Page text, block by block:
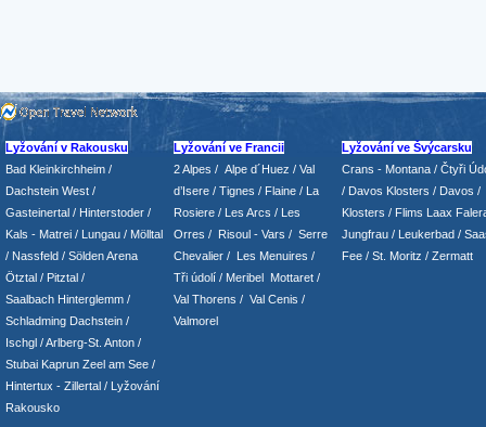
Lyžování v Rakousku
Bad Kleinkirchheim /
Dachstein West /
Gasteinertal / Hinterstoder /
Kals - Matrei / Lungau / Mölltal
/ Nassfeld / Sölden Arena
Ötztal / Pitztal /
Saalbach Hinterglemm /
Schladming Dachstein /
Ischgl /Arlberg-St. Anton /
Stubai Kaprun Zeel am See /
Hintertux - Zillertal / Lyžování
Rakousko
Lyžování ve Francii
2 Alpes / Alpe d´Huez / Val
d’Isere / Tignes / Flaine / La
Rosiere / Les Arcs / Les
Orres / Risoul - Vars / Serre
Chevalier / Les Menuires /
Tři údolí / Meribel Mottaret /
Val Thorens / Val Cenis /
Valmorel
Lyžování ve Švýcarsku
Crans - Montana / Čtyři
/ Davos Klosters / Davos /
Klosters / Flims Laax
Jungfrau / Leukerbad /
Fee / St. Moritz / Zermatt